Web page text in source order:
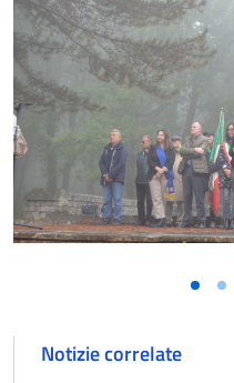
Notizie correlate